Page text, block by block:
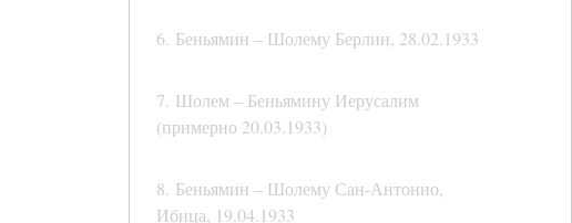
6. Беньямин – Шолему Берлин, 28.02.1933
7. Шолем – Беньямину Иерусалим
(примерно 20.03.1933)
8. Беньямин – Шолему Сан-Антонио,
Ибица, 19.04.1933